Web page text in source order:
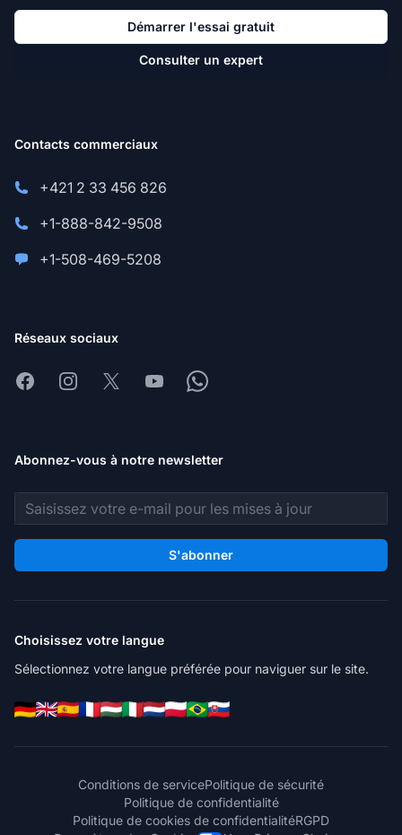
Démarrer l'essai gratuit
Consulter un expert
Contacts commerciaux
+421 2 33 456 826
+1-888-842-9508
+1-508-469-5208
Réseaux sociaux
FacebookInstagram
X YoutubeWhatsapp
Abonnez-vous à notre newsletter
Adresse e-mail
S'abonner
Choisissez votre langue
Sélectionnez votre langue préférée pour naviguer sur le site.
Conditions de servicePolitique de sécurité
Politique de confidentialité
Politique de cookies de confidentialitéRGPD